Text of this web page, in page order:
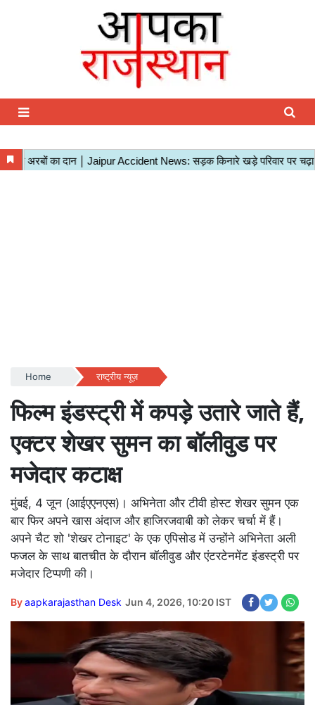
Home राष्ट्रीय न्यूज़
फिल्म इंडस्ट्री में कपड़े उतारे जाते हैं,
एक्टर शेखर सुमन का बॉलीवुड पर
मजेदार कटाक्ष
मुंबई, 4 जून (आईएएनएस)। अभिनेता और टीवी होस्ट शेखर सुमन एक
बार फिर अपने खास अंदाज और हाजिरजवाबी को लेकर चर्चा में हैं।
अपने चैट शो 'शेखर टोनाइट' के एक एपिसोड में उन्होंने अभिनेता अली
फजल के साथ बातचीत के दौरान बॉलीवुड और एंटरटेनमेंट इंडस्ट्री पर
मजेदार टिप्पणी की।
Byaapkarajasthan Desk Jun 4, 2026, 10:20 IST